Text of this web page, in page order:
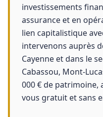
investissements
assurance et en
lien capitalistique
intervenons auprès
Cayenne et dans le
Cabassou, Mont-
000 € de patrimoine,
vous gratuit et sans